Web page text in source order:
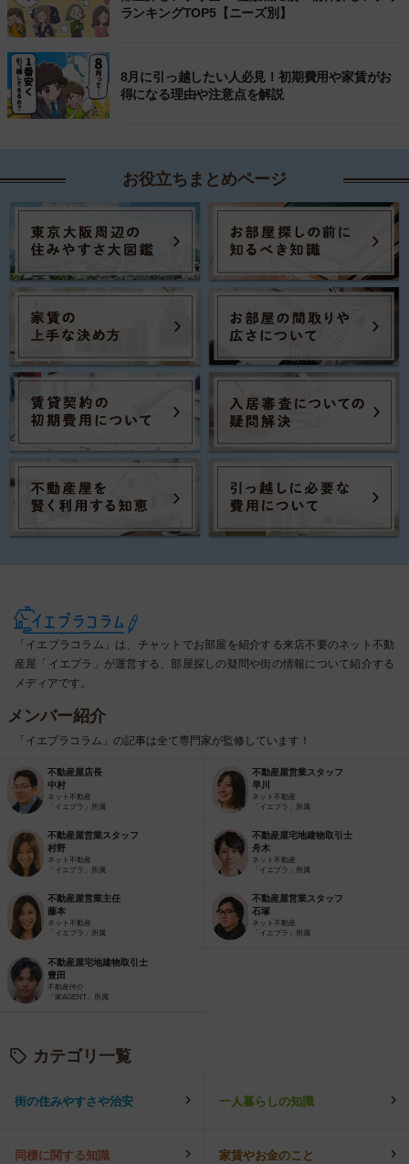
ランキングTOP5【ニーズ別】
8月に引っ越したい人必見！初期費用や家賃がお
得になる理由や注意点を解説
お役立ちまとめページ
「イエプラコラム」は、チャットでお部屋を紹介する来店不要のネット不動
産屋「イエプラ」が運営する、部屋探しの疑問や街の情報について紹介する
メディアです。
メンバー紹介
「イエプラコラム」の記事は全て専門家が監修しています！
不動産屋店長
中村
ネット不動産
「イエプラ」所属
不動産屋営業スタッフ
早川
ネット不動産
「イエプラ」所属
不動産屋営業スタッフ
村野
ネット不動産
「イエプラ」所属
不動産屋宅地建物取引士
舟木
ネット不動産
「イエプラ」所属
不動産屋営業主任
藤本
ネット不動産
「イエプラ」所属
不動産屋営業スタッフ
石塚
ネット不動産
「イエプラ」所属
不動産屋宅地建物取引士
豊田
不動産仲介
「家AGENT」所属
カテゴリ一覧
街の住みやすさや治安 一人暮らしの知識
同棲に関する知識 家賃やお金のこと